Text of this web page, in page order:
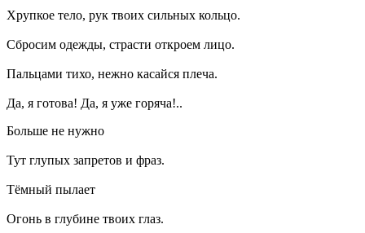
Хрупкое тело, рук твоих сильных кольцо.
Сбросим одежды, страсти откроем лицо.
Пальцами тихо, нежно касайся плеча.
Да, я готова! Да, я уже горяча!..
Больше не нужно
Тут глупых запретов и фраз.
Тёмный пылает
Огонь в глубине твоих глаз.